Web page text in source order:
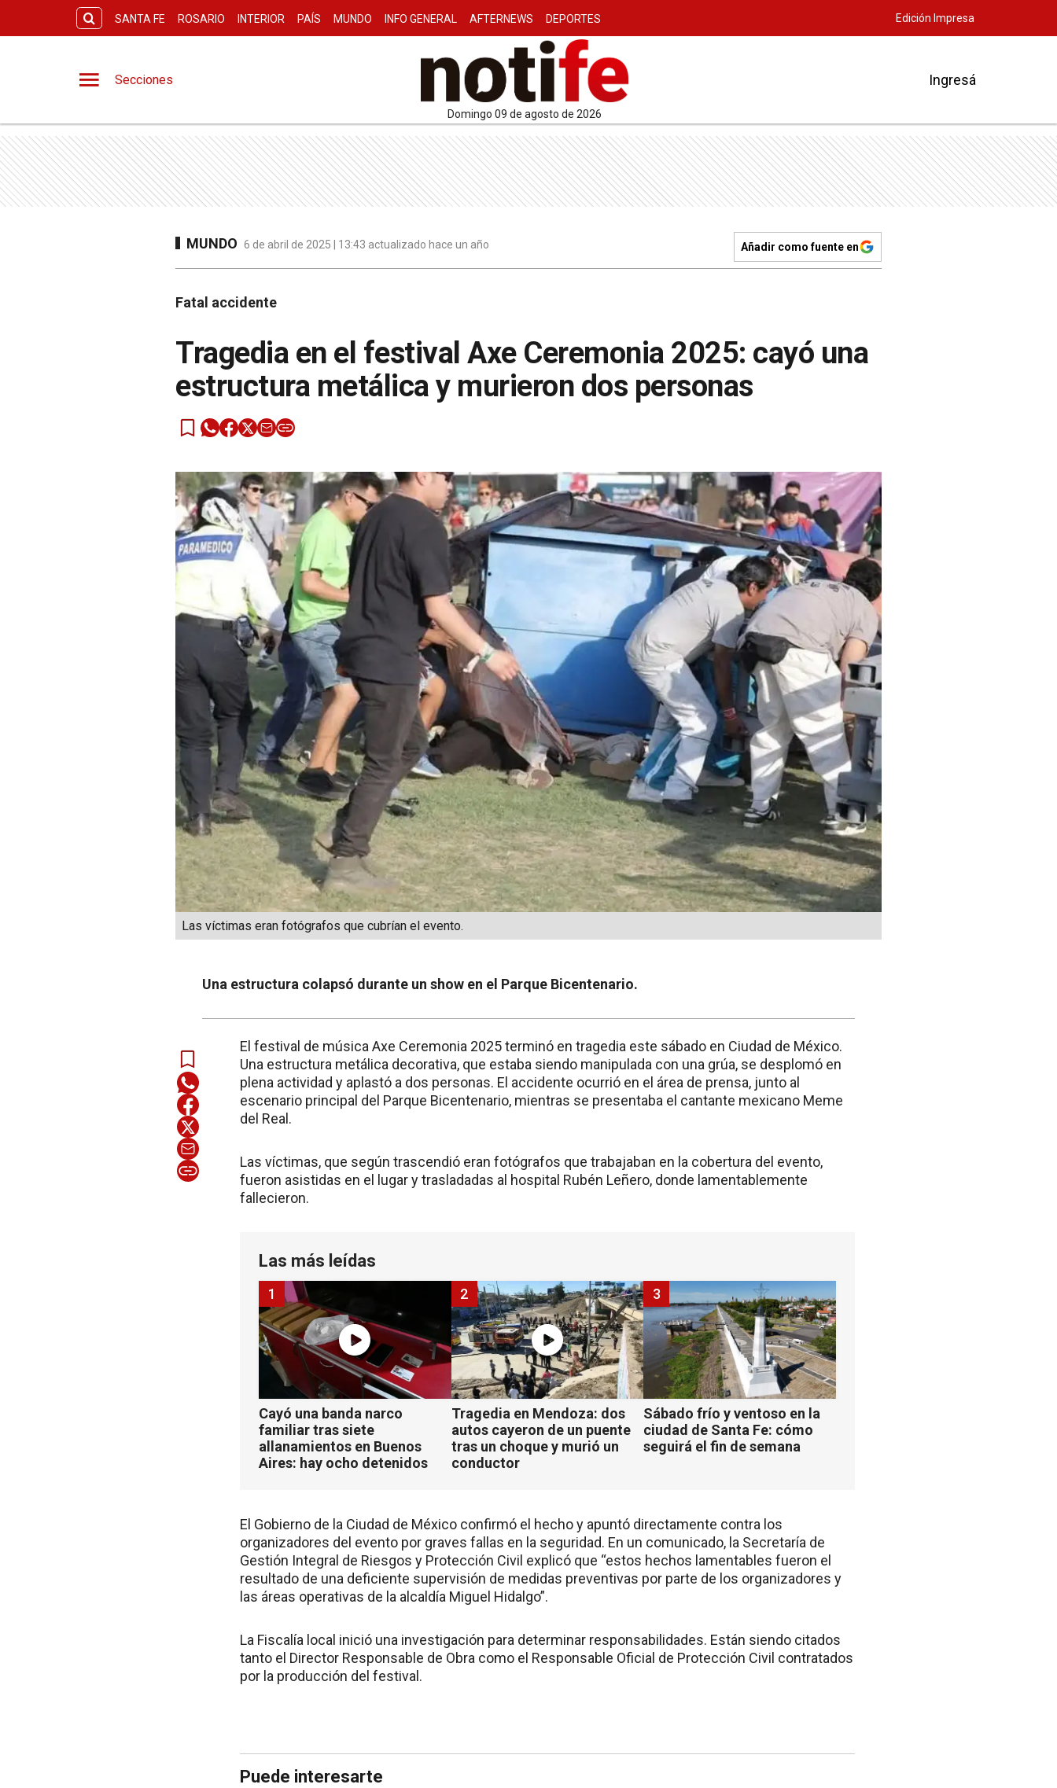
SANTA FE ROSARIO INTERIOR PAÍS MUNDO INFO GENERAL AFTERNEWS DEPORTES Edición Impresa
Secciones
domingo 09 de agosto de 2026
Ingresá
MUNDO 6 de abril de 2025 | 13:43 actualizado hace un año Añadir como fuente en
Fatal accidente
Tragedia en el festival Axe Ceremonia 2025: cayó una
estructura metálica y murieron dos personas
Las víctimas eran fotógrafos que cubrían el evento.
Una estructura colapsó durante un show en el Parque Bicentenario.
El festival de música Axe Ceremonia 2025 terminó en tragedia este sábado en Ciudad de México.
Una estructura metálica decorativa, que estaba siendo manipulada con una grúa, se desplomó en
plena actividad y aplastó a dos personas. El accidente ocurrió en el área de prensa, junto al
escenario principal del Parque Bicentenario, mientras se presentaba el cantante mexicano Meme
del Real.
Las víctimas, que según trascendió eran fotógrafos que trabajaban en la cobertura del evento,
fueron asistidas en el lugar y trasladadas al hospital Rubén Leñero, donde lamentablemente
fallecieron.
Las más leídas
Cayó una banda narco
familiar tras siete
allanamientos en Buenos
Aires: hay ocho detenidos
1
Tragedia en Mendoza: dos
autos cayeron de un puente
tras un choque y murió un
conductor
2
Sábado frío y ventoso en la
ciudad de Santa Fe: cómo
seguirá el fin de semana
3
El Gobierno de la Ciudad de México confirmó el hecho y apuntó directamente contra los
organizadores del evento por graves fallas en la seguridad. En un comunicado, la Secretaría de
Gestión Integral de Riesgos y Protección Civil explicó que “estos hechos lamentables fueron el
resultado de una deficiente supervisión de medidas preventivas por parte de los organizadores y
las áreas operativas de la alcaldía Miguel Hidalgo”.
La Fiscalía local inició una investigación para determinar responsabilidades. Están siendo citados
tanto el Director Responsable de Obra como el Responsable Oficial de Protección Civil contratados
por la producción del festival.
Puede interesarte